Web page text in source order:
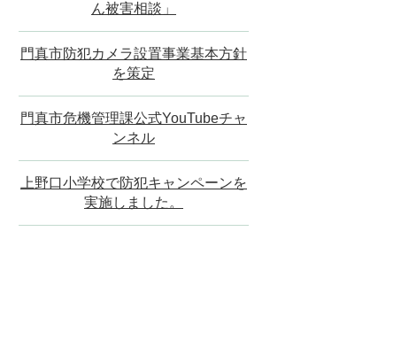
ん被害相談」
門真市防犯カメラ設置事業基本方針
を策定
門真市危機管理課公式YouTubeチャ
ンネル
上野口小学校で防犯キャンペーンを
実施しました。